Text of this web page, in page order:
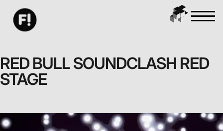
RED BULL SOUNDCLASH RED
STAGE